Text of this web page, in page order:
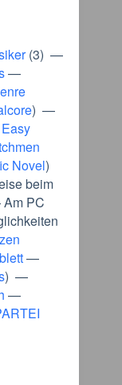
(3) —
—
) —
Novel)
beim
Am PC
—
) —
—